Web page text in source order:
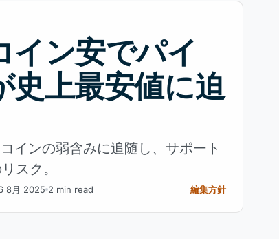
イン安でパイ
史上最安値に迫
インの弱含みに追随し、サポート
スク。
8月 2025 2 min read 編集方針